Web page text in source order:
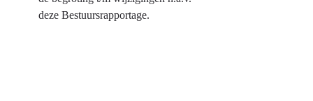
deze Bestuursrapportage.